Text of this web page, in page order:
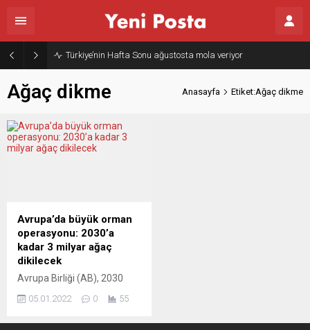
Türkiye’nin Hafta Sonu ağustosta mola veriyor
Ağaç dikme Anasayfa Etiket:Ağaç dikme
Avrupa’da büyük orman
operasyonu: 2030’a
kadar 3 milyar ağaç
dikilecek
Avrupa Birliği (AB), 2030
genelinde 3 milyar ağaç
05.01.2022 0 55